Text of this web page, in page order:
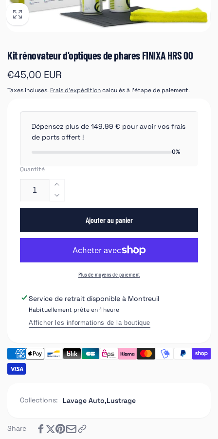
Kit rénovateur d'optiques de phares FINIXA HRS 00
Prix
habituel
€45,00 EUR
Taxes incluses. Frais d'expéditioncalculés à l'étape de paiement.
Dépensez plus de 149.99 € pour avoir vos frais
de ports offert !
0%
Quantité
Augmenter
la
quantité
rénovateur
d&#39;optiques
de
phares
FINIXA
00
Réduire
la
quantité
de
Kit
rénovateur
d&#39;optiques
HRS
00
Ajouter au panier
Plus de moyens de paiement
Service de retrait disponible à Montreuil
Habituellement prête en 1 heure
Afficher les informations de la boutique
Collections: Lavage Auto,Lustrage
Share